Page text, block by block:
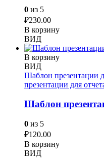
0 из 5
₽230.00
В корзину
ВИД
В корзину
ВИД
Шаблон презентации
презентации для
Шаблон
0 из 5
₽120.00
В корзину
ВИД